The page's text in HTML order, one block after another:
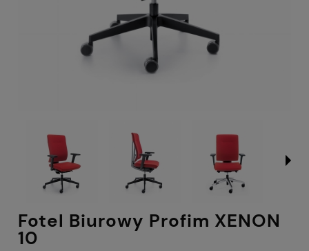
Fotel Biurowy Profim XENON
10